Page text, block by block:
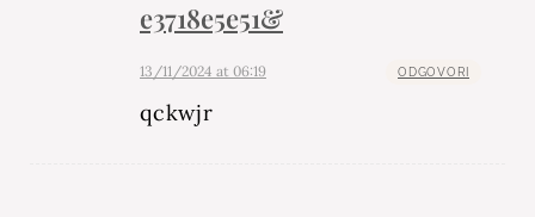
e3718e5e51&
13/11/2024 at 06:19 ODGOVORI
qckwjr